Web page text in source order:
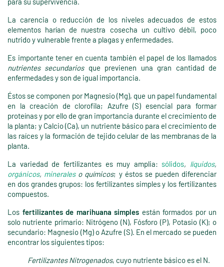
La carencia o reducción de los niveles adecuados de estos
elementos harían de nuestra cosecha un cultivo débil, poco
nutrido y vulnerable frente a plagas y enfermedades.
Es importante tener en cuenta también el papel de los llamados
nutrientes secundariosque previenen una gran cantidad de
enfermedades y son de igual importancia.
Éstos se componen por Magnesio (Mg), que un papel fundamental
en la creación de clorofila; Azufre (S) esencial para formar
proteínas y por ello de gran importancia durante el crecimiento de
la planta; y Calcio (Ca), un nutriente básico para el crecimiento de
las raíces y la formación de tejido celular de las membranas de la
planta.
La variedad de fertilizantes es muy amplia: sólidos, líquidos,
orgánicos, mineraleso químicos; y éstos se pueden diferenciar
en dos grandes grupos: los fertilizantes simples y los fertilizantes
compuestos.
Los fertilizantes de marihuana simples están formados por un
solo nutriente primario: Nitrógeno (N), Fósforo (P), Potasio (K); o
secundario: Magnesio (Mg) o Azufre (S). En el mercado se pueden
encontrar los siguientes tipos:
Fertilizantes Nitrogenados, cuyo nutriente básico es el N.